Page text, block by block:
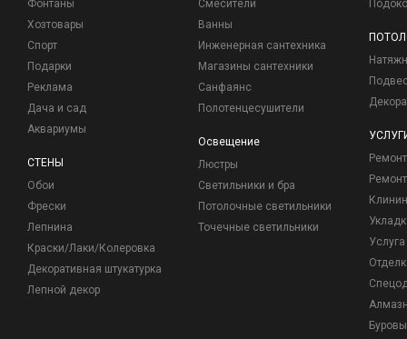
Фонтаны
Хозтовары
Спорт
Подарки
Реклама
Дача и сад
Аквариумы
СТЕНЫ
Обои
Фрески
Лепнина
Краски/Лаки/Колеровка
Декоративная штукатурка
Лепной декор
Смесители
Ванны
Инженерная сантехника
Магазины сантехники
Санфаянс
Полотенцесушители
Освещение
Люстры
Светильники и бра
Потолочные светильники
Точечные светильники